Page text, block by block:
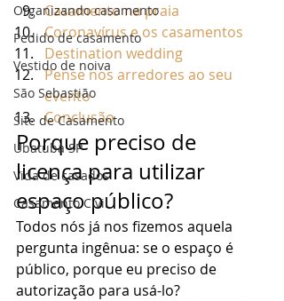
Organizando casamento
Pedido de casamento
Vestido de noiva
São Sebastião
Site de Casamento
Ubatuba SP
Vida de casados
Casamento Civil
Casamento na praia
Coronavírus e os casamentos
Destination wedding
Pense nos arredores ao seu
evento
Conclusão
Porque preciso de
licença para utilizar
espaço público?
Todos nós já nos fizemos aquela
pergunta ingênua: se o espaço é
público, porque eu preciso de
autorização para usá-lo?